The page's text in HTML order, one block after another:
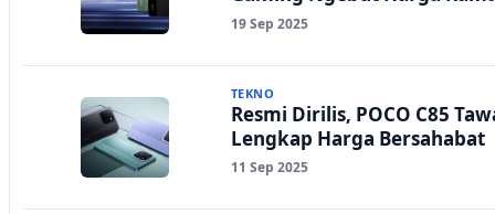
19 Sep 2025
TEKNO
Resmi Dirilis, POCO C85
Lengkap Harga Bersahabat
11 Sep 2025